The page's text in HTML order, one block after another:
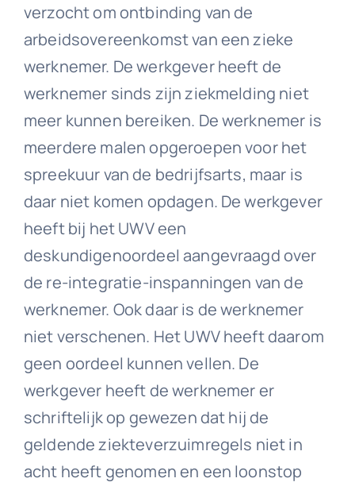
verzocht om ontbinding van de
arbeidsovereenkomst van een zieke
werknemer. De werkgever heeft de
werknemer sinds zijn ziekmelding niet
meer kunnen bereiken. De werknemer is
meerdere malen opgeroepen voor het
spreekuur van de bedrijfsarts, maar is
daar niet komen opdagen. De werkgever
heeft bij het UWV een
deskundigenoordeel aangevraagd over
de re-integratie-inspanningen van de
werknemer. Ook daar is de werknemer
niet verschenen. Het UWV heeft daarom
geen oordeel kunnen vellen. De
werkgever heeft de werknemer er
schriftelijk op gewezen dat hij de
geldende ziekteverzuimregels niet in
acht heeft genomen en een loonstop